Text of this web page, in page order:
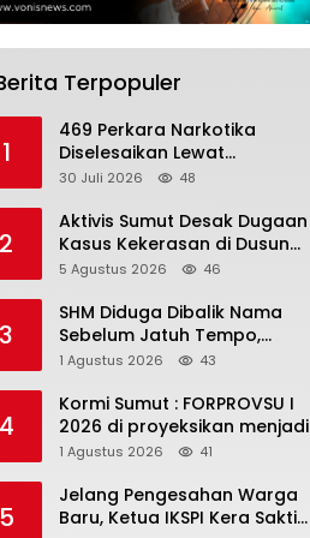
Terpopuler
1
469 Perkara Narkotika
Diselesaikan Lewat
Restorative Justice,
Musnahkan Barang Bukti dan
Tegaskan Komitmen
Berantas Bandar
30 Juli 2026 48
2
Aktivis Sumut Desak Dugaan
Kasus Kekerasan di Dusun
Balakka, Desa Gunung
5 Agustus 2026 46
3
SHM Diduga Dibalik Nama
Sebelum Jatuh Tempo,
Warga Gresik Gugat
Somasi Kepala Desa
1 Agustus 2026 43
Kormi Sumut : FORPROVSU I
2026 di proyeksikan menjadi
ajang Festival Olahraga
terbanyak di Indonesia
1 Agustus 2026 41
Jelang Pengesahan Warga
Baru, Ketua IKSPI Kera Sakti